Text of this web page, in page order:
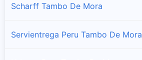
Scharff Tambo De Mora
Servientrega Peru Tambo De Mora